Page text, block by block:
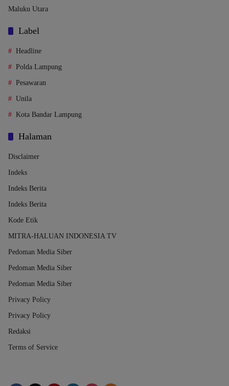
Maluku Utara
Label
Headline
Polda Lampung
Pesawaran
Unila
Kota Bandar Lampung
Halaman
Disclaimer
Indeks
Indeks Berita
Indeks Berita
Kode Etik
MITRA-HALUAN INDONESIA TV
Pedoman Media Siber
Pedoman Media Siber
Pedoman Media Siber
Privacy Policy
Privacy Policy
Redaksi
Terms of Service